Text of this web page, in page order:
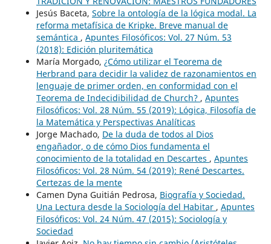
Jesús Baceta, Sobre la ontología de la lógica modal. La
reforma metafísica de Kripke. Breve manual de
semántica , Apuntes Filosóficos: Vol. 27 Núm. 53
(2018): Edición pluritemática
María Morgado, ¿Cómo utilizar el Teorema de
Herbrand para decidir la validez de razonamientos en
lenguaje de primer orden, en conformidad con el
Teorema de Indecidibilidad de Church? , Apuntes
Filosóficos: Vol. 28 Núm. 55 (2019): Lógica, Filosofía de
la Matemática y Perspectivas Analíticas
Jorge Machado, De la duda de todos al Dios
engañador, o de cómo Dios fundamenta el
conocimiento de la totalidad en Descartes , Apuntes
Filosóficos: Vol. 28 Núm. 54 (2019): René Descartes.
Certezas de la mente
Camen Dyna Guitián Pedrosa, Biografía y Sociedad.
Una Lectura desde la Sociología del Habitar , Apuntes
Filosóficos: Vol. 24 Núm. 47 (2015): Sociología y
Sociedad